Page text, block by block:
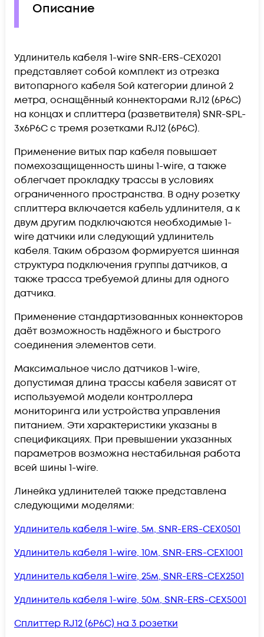
Описание
Удлинитель кабеля 1-wire SNR-ERS-CEX0201
представляет собой комплект из отрезка
витопарного кабеля 5ой категории длиной 2
метра, оснащённый коннекторами RJ12 (6P6C)
на концах и сплиттера (разветвителя) SNR-SPL-
3x6P6C с тремя розетками RJ12 (6P6C).
Применение витых пар кабеля повышает
помехозащищенность шины 1-wire, а также
облегчает прокладку трассы в условиях
ограниченного пространства. В одну розетку
сплиттера включается кабель удлинителя, а к
двум другим подключаются необходимые 1-
wire датчики или следующий удлинитель
кабеля. Таким образом формируется шинная
структура подключения группы датчиков, а
также трасса требуемой длины для одного
датчика.
Применение стандартизованных коннекторов
даёт возможность надёжного и быстрого
соединения элементов сети.
Максимальное число датчиков 1-wire,
допустимая длина трассы кабеля зависят от
используемой модели контроллера
мониторинга или устройства управления
питанием. Эти характеристики указаны в
спецификациях. При превышении указанных
параметров возможна нестабильная работа
всей шины 1-wire.
Линейка удлинителей также представлена
следующими моделями:
Удлинитель кабеля 1-wire, 5м, SNR-ERS-CEX0501
Удлинитель кабеля 1-wire, 10м, SNR-ERS-CEX1001
Удлинитель кабеля 1-wire, 25м, SNR-ERS-CEX2501
Удлинитель кабеля 1-wire, 50м, SNR-ERS-CEX5001
Сплиттер RJ12 (6P6C) на 3 розетки